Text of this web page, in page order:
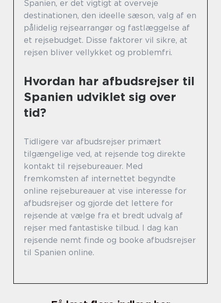
Spanien, er det vigtigt at overveje
destinationen, den ideelle sæson, valg af en
pålidelig rejsearrangør og fastlæggelse af
et rejsebudget. Disse faktorer vil sikre, at
rejsen bliver vellykket og problemfri.
Hvordan har afbudsrejser til
Spanien udviklet sig over
tid?
Tidligere var afbudsrejser primært
tilgængelige ved, at rejsende tog direkte
kontakt til rejsebureauer. Med
fremkomsten af internettet begyndte
online rejsebureauer at vise interesse for
afbudsrejser og gjorde det lettere for
rejsende at vælge fra et bredt udvalg af
rejser med fantastiske tilbud. I dag kan
rejsende nemt finde og booke afbudsrejser
til Spanien online.